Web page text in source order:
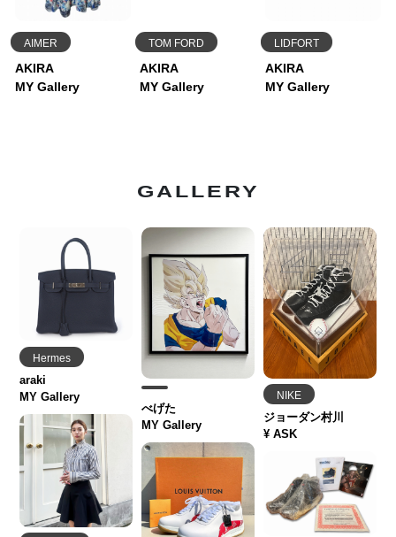
AIMER
AKIRA
MY Gallery
TOM FORD
AKIRA
MY Gallery
LIDFORT
AKIRA
MY Gallery
GALLERY
Hermes
araki
MY Gallery
べげた
MY Gallery
NIKE
ジョーダン村川
¥ ASK